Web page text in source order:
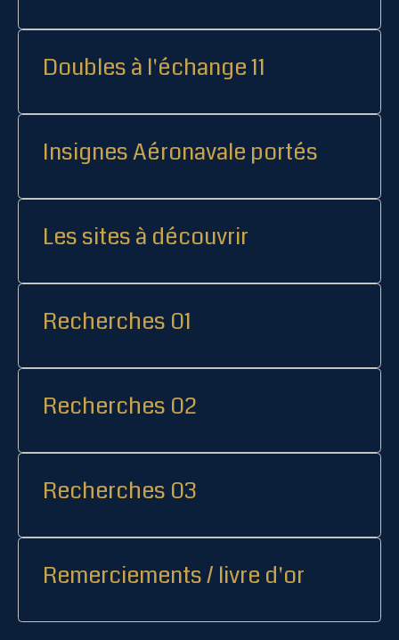
Doubles à l'échange 11
Insignes Aéronavale portés
Les sites à découvrir
Recherches 01
Recherches 02
Recherches 03
Remerciements / livre d'or